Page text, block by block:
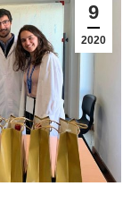
9
2020